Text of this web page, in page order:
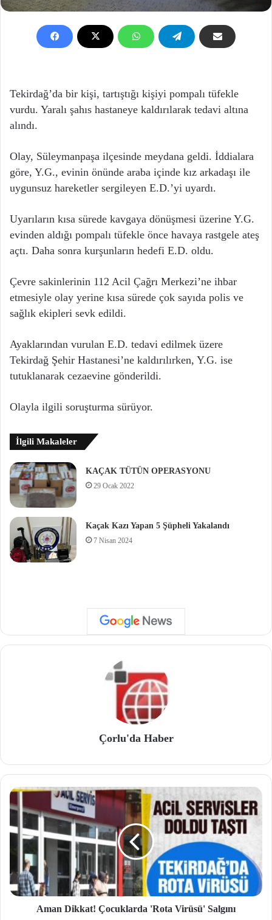
Tekirdağ’da bir kişi, tartıştığı kişiyi pompalı tüfekle
vurdu. Yaralı şahıs hastaneye kaldırılarak tedavi altına
alındı.
Olay, Süleymanpaşa ilçesinde meydana geldi. İddialara
göre, Y.G., evinin önünde araba içinde kız arkadaşı ile
uygunsuz hareketler sergileyen E.D.’yi uyardı.
Uyarıların kısa sürede kavgaya dönüşmesi üzerine Y.G.
evinden aldığı pompalı tüfekle önce havaya rastgele ateş
açtı. Daha sonra kurşunların hedefi E.D. oldu.
Çevre sakinlerinin 112 Acil Çağrı Merkezi’ne ihbar
etmesiyle olay yerine kısa sürede çok sayıda polis ve
sağlık ekipleri sevk edildi.
Ayaklarından vurulan E.D. tedavi edilmek üzere
Tekirdağ Şehir Hastanesi’ne kaldırılırken, Y.G. ise
tutuklanarak cezaevine gönderildi.
Olayla ilgili soruşturma sürüyor.
İlgili Makaleler
KAÇAK TÜTÜN OPERASYONU
29 Ocak 2022
Kaçak Kazı Yapan 5 Şüpheli Yakalandı
7 Nisan 2024
Çorlu'da Haber
Aman Dikkat! Çocuklarda 'Rota Virüsü' Salgını